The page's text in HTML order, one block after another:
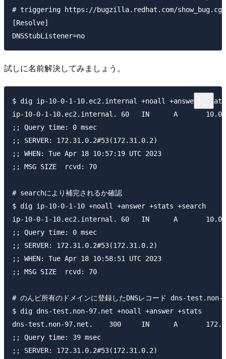
# triggering https://bugzilla.redhat.com/
[Resolve]
試しに名前解決してみましょう。
$ dig ip-10-0-1-10.ec2.internal +noall +answer +stats
ip-10-0-1-10.ec2.internal. 60	IN	A	10.0.1.10
;; Query time: 0 msec
;; SERVER: 172.31.0.2#53(172.31.0.2)
;; WHEN: Tue Apr 18 10:57:19 UTC 2023
;; MSG SIZE  rcvd: 70
# searchにより補完されるか確認
$ dig ip-10-0-1-10 +noall +answer +stats +search
ip-10-0-1-10.ec2.internal. 60	IN	A	10.0.1.10
;; Query time: 0 msec
;; SERVER: 172.31.0.2#53(172.31.0.2)
;; WHEN: Tue Apr 18 10:58:51 UTC 2023
;; MSG SIZE  rcvd: 70
# のんピ所有のドメインに登録したDNSレコード dns-
$ dig dns-test.non-97.net +noall +answer +stats
dns-test.non-97.net.	300	IN	A	172.31.10.89
;; Query time: 39 msec
;; SERVER: 172.31.0.2#53(172.31.0.2)